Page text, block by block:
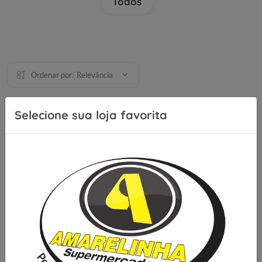
Selecione sua loja favorita
Ordenar por: Relevância
Se inscreva para receber nossas
novidades e ofertas
Cadastrar